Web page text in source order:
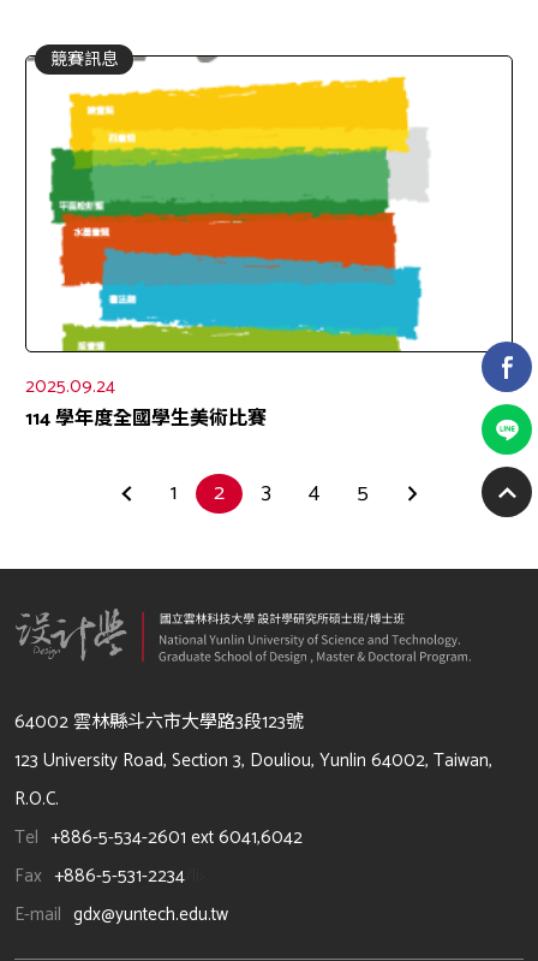
競賽訊息
2025.09.24
114 學年度全國學生美術比賽
1 2 3 4 5
64002 雲林縣斗六市大學路3段123號
123 University Road, Section 3, Douliou, Yunlin 64002, Taiwan,
R.O.C.
Tel +886-5-534-2601 ext 6041,6042
Fax +886-5-531-2234
E-mail gdx@yuntech.edu.tw